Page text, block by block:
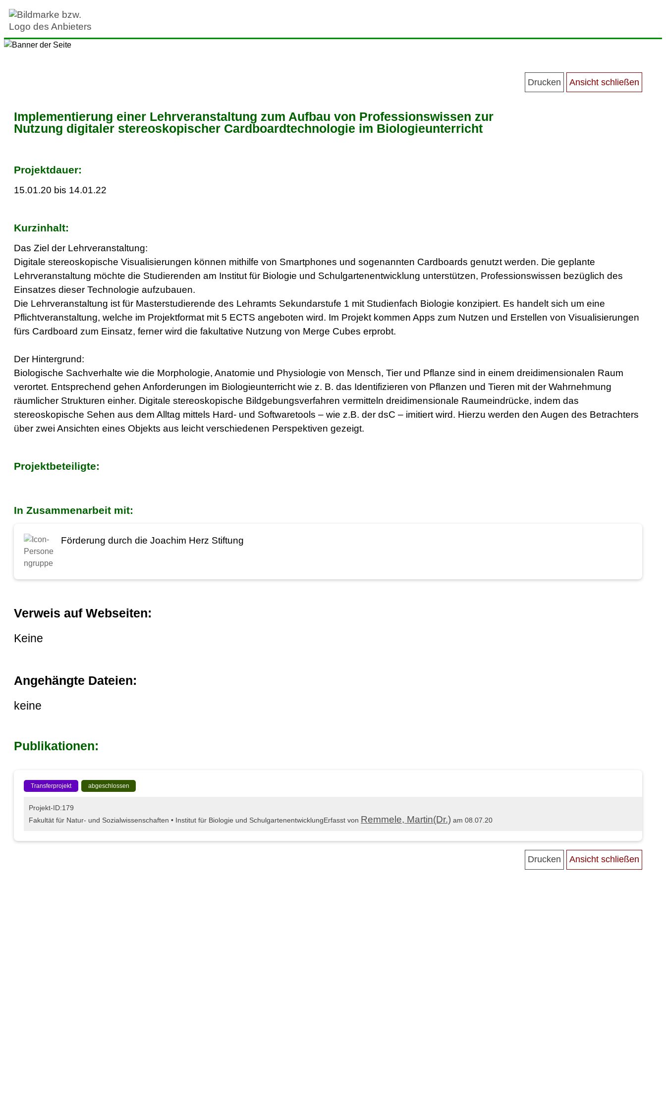
Implementierung einer Lehrveranstaltung zum Aufbau von Professionswissen zur
Nutzung digitaler stereoskopischer Cardboardtechnologie im Biologieunterricht
Projektdauer:
15.01.20 bis 14.01.22
Kurzinhalt:
Das Ziel der Lehrveranstaltung:
Digitale stereoskopische Visualisierungen können mithilfe von Smartphones und sogenannten Cardboards genutzt werden. Die geplante
Lehrveranstaltung möchte die Studierenden am Institut für Biologie und Schulgartenentwicklung unterstützen, Professionswissen bezüglich des
Einsatzes dieser Technologie aufzubauen.
Die Lehrveranstaltung ist für Masterstudierende des Lehramts Sekundarstufe 1 mit Studienfach Biologie konzipiert. Es handelt sich um eine
Pflichtveranstaltung, welche im Projektformat mit 5 ECTS angeboten wird. Im Projekt kommen Apps zum Nutzen und Erstellen von Visualisierungen
fürs Cardboard zum Einsatz, ferner wird die fakultative Nutzung von Merge Cubes erprobt.
Der Hintergrund:
Biologische Sachverhalte wie die Morphologie, Anatomie und Physiologie von Mensch, Tier und Pflanze sind in einem dreidimensionalen Raum
verortet. Entsprechend gehen Anforderungen im Biologieunterricht wie z. B. das Identifizieren von Pflanzen und Tieren mit der Wahrnehmung
räumlicher Strukturen einher. Digitale stereoskopische Bildgebungsverfahren vermitteln dreidimensionale Raumeindrücke, indem das
stereoskopische Sehen aus dem Alltag mittels Hard- und Softwaretools – wie z.B. der dsC – imitiert wird. Hierzu werden den Augen des Betrachters
über zwei Ansichten eines Objekts aus leicht verschiedenen Perspektiven gezeigt.
Projektbeteiligte:
In Zusammenarbeit mit:
Förderung durch die Joachim Herz Stiftung
Verweis auf Webseiten:
Keine
Angehängte Dateien:
keine
Publikationen:
Transferprojekt abgeschlossen
Projekt-ID:179
Fakultät für Natur- und Sozialwissenschaften • Institut für Biologie und Schulgartenentwicklung Erfasst von Remmele, Martin(Dr.) am 08.07.20